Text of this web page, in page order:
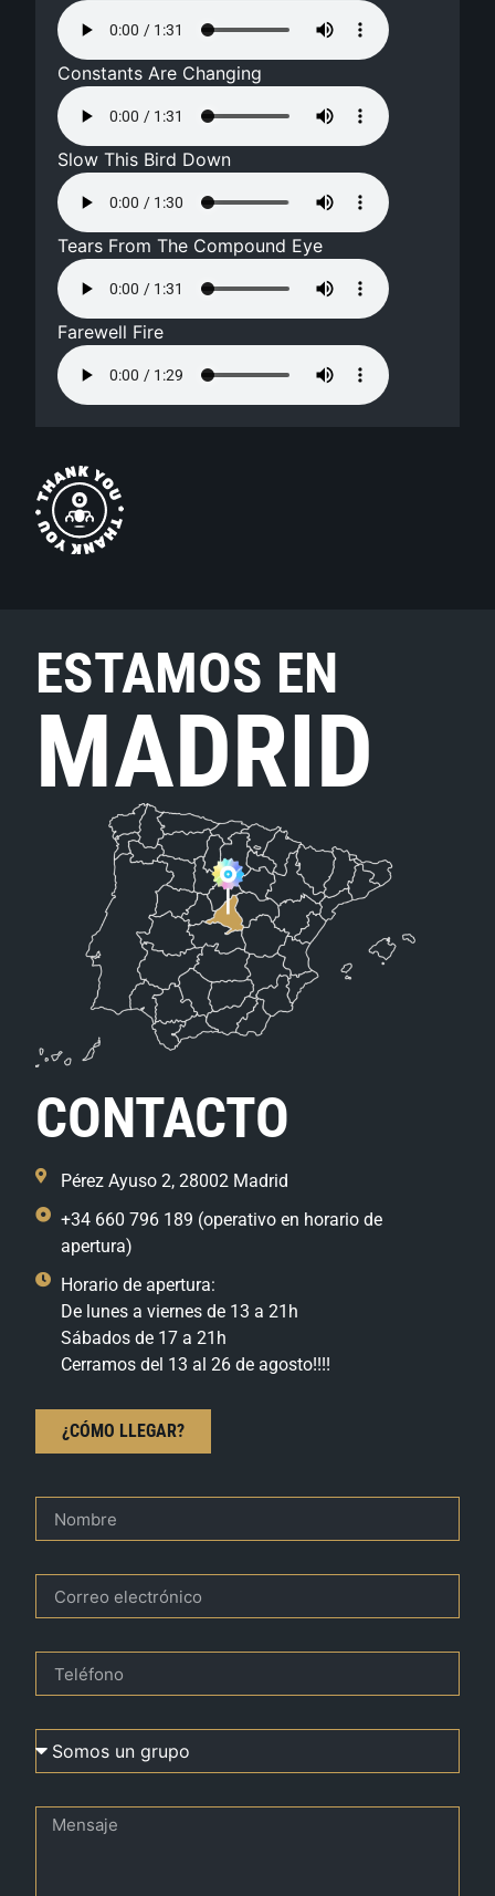
Constants Are Changing
Slow This Bird Down
Tears From The Compound Eye
Farewell Fire
ESTAMOS EN
MADRID
CONTACTO
Pérez Ayuso 2, 28002 Madrid
+34 660 796 189 (operativo en horario de
apertura)
Horario de apertura:
De lunes a viernes de 13 a 21h
Sábados de 17 a 21h
Cerramos del 13 al 26 de agosto!!!!
¿CÓMO LLEGAR?